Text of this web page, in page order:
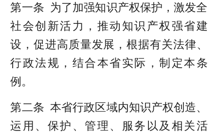
第一条 为了加强知识产权保护，激发全
社会创新活力，推动知识产权强省建
设，促进高质量发展，根据有关法律、
行政法规，结合本省实际，制定本条
例。
第二条 本省行政区域内知识产权创造、
运用、保护、管理、服务以及相关活